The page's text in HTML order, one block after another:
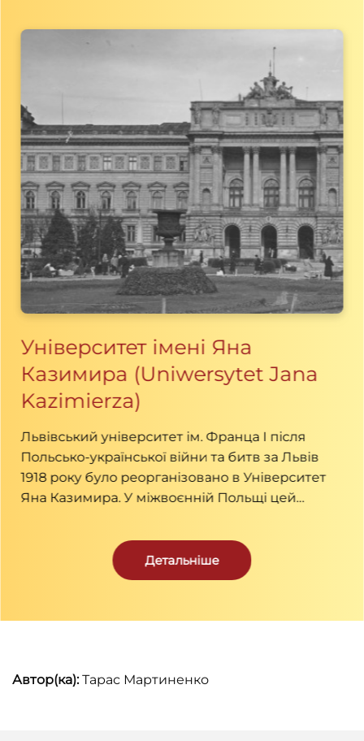
Університет імені Яна
Казимира (Uniwersytet Jana
Kazimierza)
Львівський університет ім. Франца І після
Польсько-української війни та битв за Львів
1918 року було реорганізовано в Університет
Яна Казимира. У міжвоєнній Польщі цей
найзначніших наукових та культурних центрів.
З початком радянської окупації 1939 року його
перейменували на Львівський державний
Детальніше
Автор(ка):Тарас Мартиненко